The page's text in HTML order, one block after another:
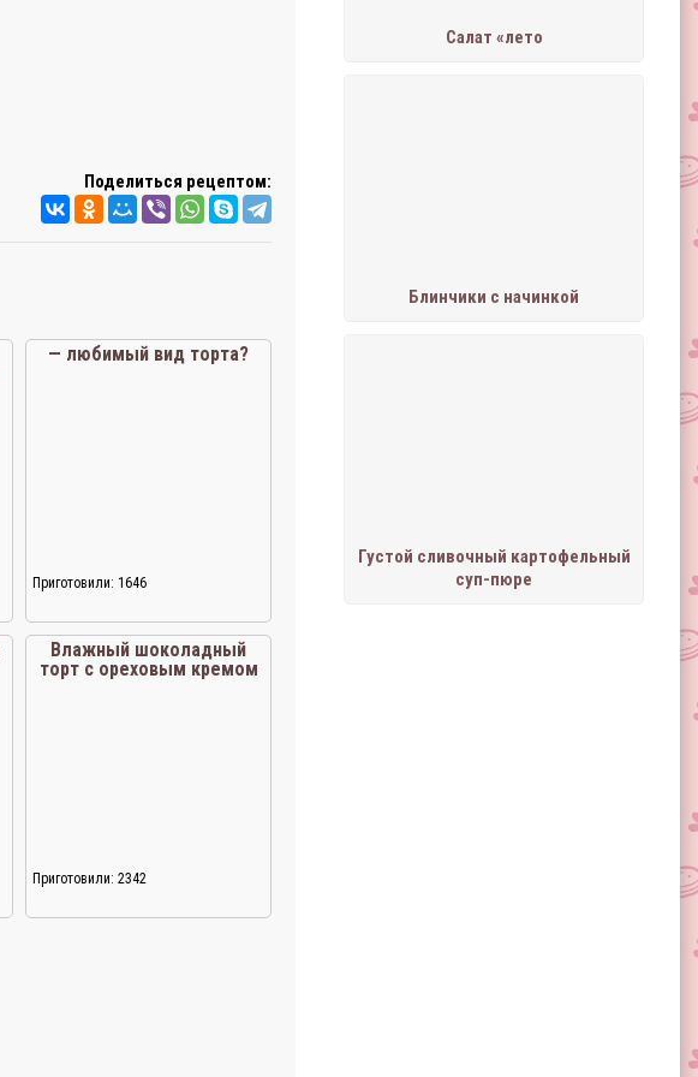
Салат «лето
Блинчики с начинкой
Густой сливочный картофельный
суп-пюре
Поделиться рецептом:
— любимый вид торта?
Приготовили: 1646
Влажный шоколадный
торт с ореховым кремом
Приготовили: 2342